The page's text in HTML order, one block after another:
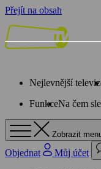
Přejít na obsah
Nejlevnější
FunkceNa čem
Zobrazit
Objednat Můj účet